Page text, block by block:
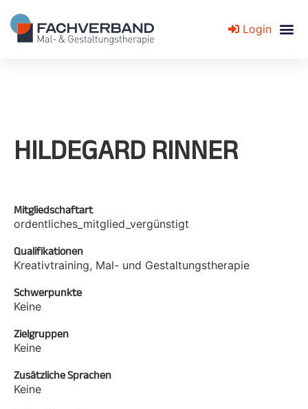
Login
HILDEGARD RINNER
Mitgliedschaftart
ordentliches_mitglied_vergünstigt
Qualifikationen
Kreativtraining, Mal- und Gestaltungstherapie
Schwerpunkte
Keine
Zielgruppen
Keine
Zusätzliche Sprachen
Keine